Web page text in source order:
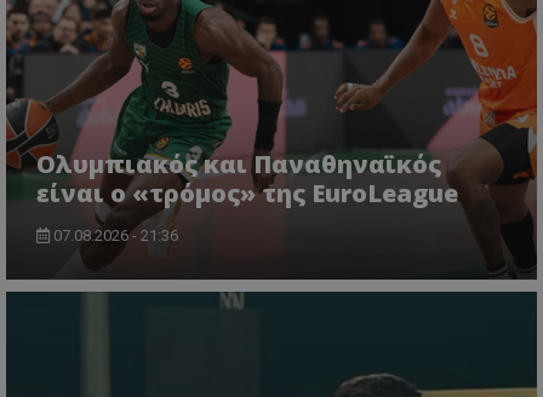
Ολυμπιακός και Παναθηναϊκός
είναι ο «τρόμος» της EuroLeague
07.08.2026 - 21:36